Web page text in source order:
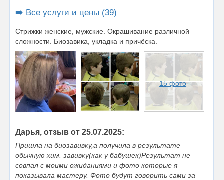
➡️ Все услуги и цены (39)
Стрижки женские, мужские. Окрашивание различной
сложности. Биозавика, укладка и причёска.
15 фото
Дарья, отзыв от 25.07.2025:
Пришла на биозавивку,а получила в результате
обычную хим. завивку(как у бабушек)Результат не
совпал с моими ожиданиями и фото которые я
показывала мастеру. Фото будут говорить сами за